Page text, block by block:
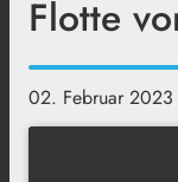
Flotte
02. Februar 2023